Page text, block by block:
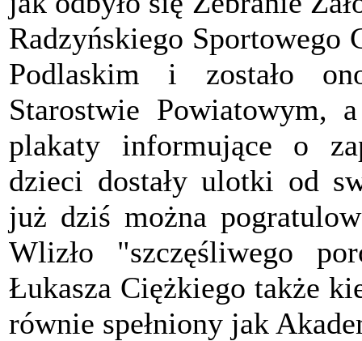
Radzyńskiego Sportowego
Podlaskim i zostało
Starostwie Powiatowym,
plakaty informujące o
dzieci dostały ulotki od
już dziś można
Wlizło "szczęśliwego
Łukasza Ciężkiego także
równie spełniony jak